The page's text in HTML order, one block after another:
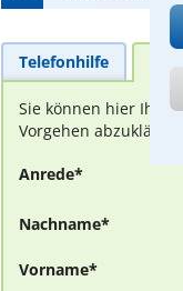
Telefonhilfe
Sie können hier
Vorgehen
Anrede*
Nachname*
Vorname*